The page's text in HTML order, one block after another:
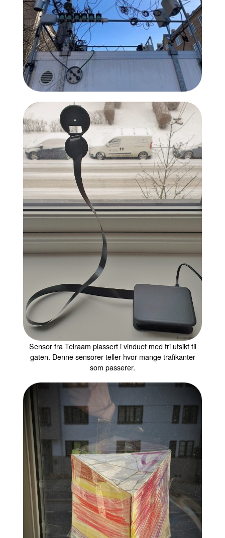
Sensor fra Telraam plassert i vinduet med fri utsikt til
gaten. Denne sensorer teller hvor mange trafikanter
som passerer.